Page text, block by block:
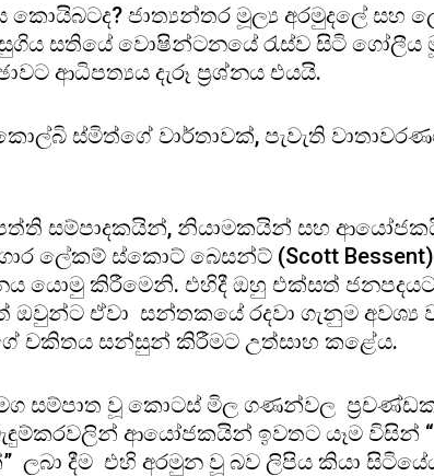
ජාත්‍යන්තර මූල්‍ය අරමුදලේ සහ
සතියේ වොෂින්ටනයේ රැස්ව සිටි ගෝලීය
ආධිපත්‍යය දැරූ ප්‍රශ්නය එයයි.
ස්මිත්ගේ වාර්තාවක්, පැවැති
සම්පාදකයින්, නියාමකයින් සහ
ලේකම් ස්කොට් බෙසන්ට් (Scott
යොමු කිරීමෙනි. එහිදී ඔහු එක්සත්
ඔවුන්ට ඒවා සන්තකයේ රදවා ගැනුම
චකිතය සන්සුන් කිරීමට උත්සාහ කළේය.
සම්පාත වූ කොටස් මිල ගණන්වල
ආයෝජකයින් ඉවතට යෑම විසින්
ලබා දීම එහි අරමුන වූ බව ලිපිය කියා